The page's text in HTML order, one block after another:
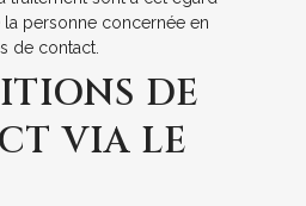
personne concernée en
de contact.
DE
VIA LE